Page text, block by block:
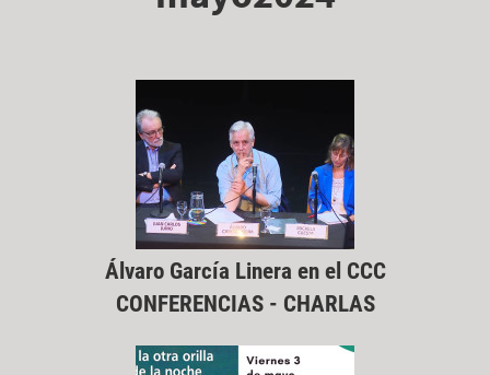
Álvaro García Linera en el CCC
CONFERENCIAS - CHARLAS